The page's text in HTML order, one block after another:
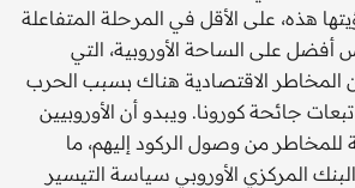
هذه، على الأقل في المرحلة المتفاعلة
أفضل على الساحة الأوروبية، التي
المخاطر الاقتصادية هناك بسبب الحرب
جائحة كورونا. ويبدو أن الأوروبيين
للمخاطر من وصول الركود إليهم، ما
المركزي الأوروبي سياسة التيسير